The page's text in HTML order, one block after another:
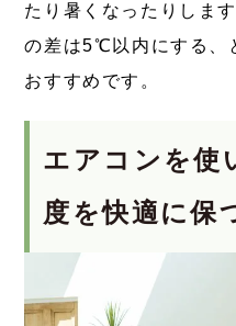
たり暑くなったりしま
の差は5℃以内にする、
おすすめです。
エアコンを使
度を快適に保